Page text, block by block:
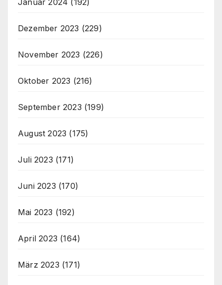
Dezember 2023 (229)
November 2023 (226)
Oktober 2023 (216)
September 2023 (199)
August 2023 (175)
Juli 2023 (171)
Juni 2023 (170)
Mai 2023 (192)
April 2023 (164)
März 2023 (171)